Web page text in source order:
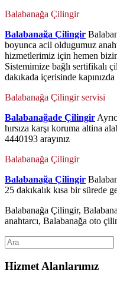
Balabanağa Çilingir
Balabanağa Çilingir
boyunca acil oldugumuz
hizmetlerimiz için hemen
Sistemimize bağlı sertifikalı
dakıkada içerisinde kapınızda
Balabanağa Çilingir servisi
Balabanağade Çilingir
hırsıza karşı koruma altina
4440193 arayınız
Balabanağa Çilingir
Balabanağa Çilingir
25 dakıkalık kısa bir sürede
Balabanağa Çilingir,
anahtarcı, Balabanağa oto
Hizmet Alanlarımız